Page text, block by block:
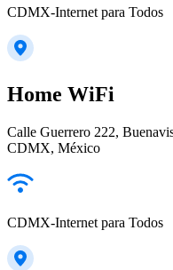
CDMX-Internet para Todos
Home WiFi
Calle Guerrero 222,
CDMX, México
CDMX-Internet para Todos